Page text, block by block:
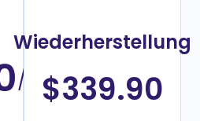
/Jahr
Wiederherstellung
$339.90